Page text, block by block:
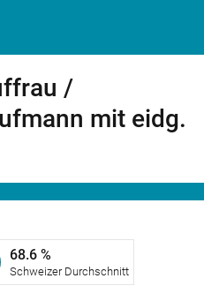
/
mit eidg.
68.6 %
Schweizer Durchschnitt